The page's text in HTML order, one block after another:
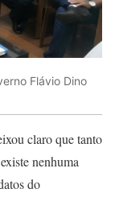
Flávio Dino
claro que tanto
nenhuma
do